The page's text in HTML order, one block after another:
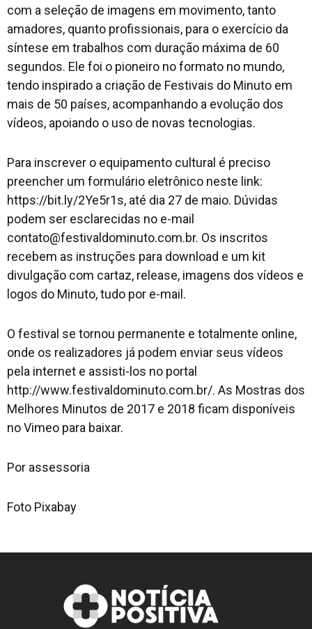
com a seleção de imagens em movimento, tanto
amadores, quanto profissionais, para o exercício da
síntese em trabalhos com duração máxima de 60
segundos. Ele foi o pioneiro no formato no mundo,
tendo inspirado a criação de Festivais do Minuto em
mais de 50 países, acompanhando a evolução dos
vídeos, apoiando o uso de novas tecnologias.
Para inscrever o equipamento cultural é preciso
preencher um formulário eletrônico neste link:
https://bit.ly/2Ye5r1s, até dia 27 de maio. Dúvidas
podem ser esclarecidas no e-mail
contato@festivaldominuto.com.br. Os inscritos
recebem as instruções para download e um kit
divulgação com cartaz, release, imagens dos vídeos e
logos do Minuto, tudo por e-mail.
O festival se tornou permanente e totalmente online,
onde os realizadores já podem enviar seus vídeos
pela internet e assisti-los no portal
http://www.festivaldominuto.com.br/. As Mostras dos
Melhores Minutos de 2017 e 2018 ficam disponíveis
no Vimeo para baixar.
Por assessoria
Foto Pixabay